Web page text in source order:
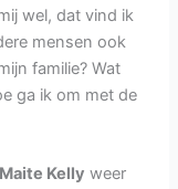
wel, dat vind ik
mensen ook
familie? Wat
ga ik om met de
Maite Kelly weer